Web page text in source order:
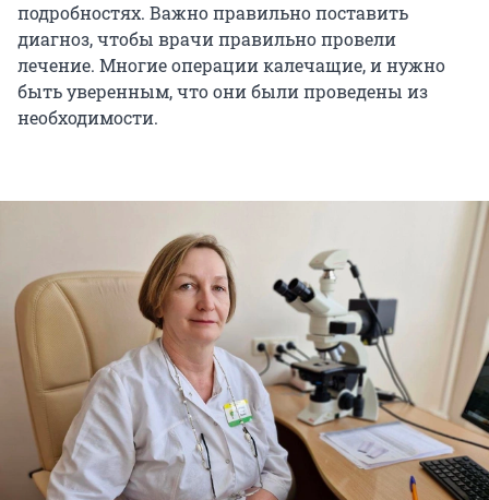
подробностях. Важно правильно поставить
диагноз, чтобы врачи правильно провели
лечение. Многие операции калечащие, и нужно
быть уверенным, что они были проведены из
необходимости.